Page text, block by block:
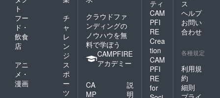
ト
フー
ド・
飲食
店
チ
ャ
レ
ン
ジ
アニ
メ・
漫画
ス
ポ
ー
ツ
クラウドファ
ンディングの
ノウハウを無
料で学ぼう
CAMPFIRE
アカデミー
CA
MP
説
明
ティ
CAM
PFI
RE
Crea
tion
CAM
PFI
RE
for
ス
ヘルプ
お問い
合わせ
各種規定
利用規
約
細則